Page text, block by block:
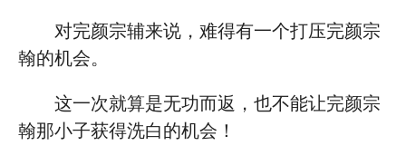
对完颜宗辅来说，难得有一个打压完颜宗
翰的机会。
这一次就算是无功而返，也不能让完颜宗
翰那小子获得洗白的机会！